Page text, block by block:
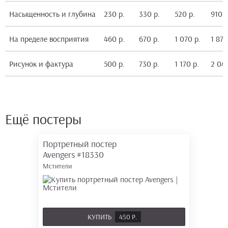
Насыщенность и глубина 230 р. 330 р. 520 р. 910
На пределе восприятия 460 р. 670 р. 1 070 р. 1
Рисунок и фактура 500 р. 730 р. 1 170 р. 2
Ещё постеры
Портретный постер
Avengers #18330
Мстители
КУПИТЬ 450 Р.